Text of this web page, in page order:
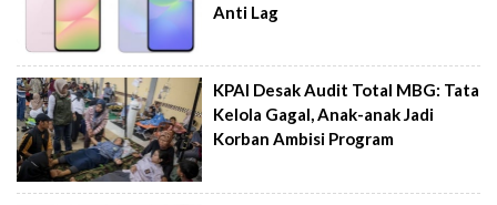
Anti Lag
KPAI Desak Audit Total MBG: Tata
Kelola Gagal, Anak-anak Jadi
Korban Ambisi Program